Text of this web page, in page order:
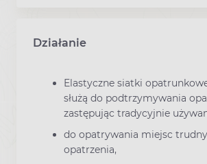
Działanie
Elastyczne siatki
służą do podtrzymywania
zastępując tradycyjnie
do opatrywania miejsc
opatrzenia,